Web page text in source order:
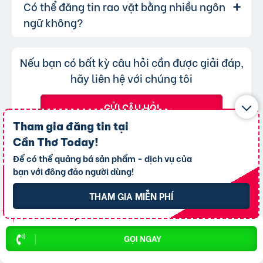
GỌI NGAY
Tham gia đăng tin tại
Cần Thơ Today!
Để có thể quảng bá sản phẩm - dịch vụ của
bạn với đông đảo người dùng!
THAM GIA MIỄN PHÍ
khả năng hiển thị.
bạn chỉ không thể chuyển tin đăng sang
chuyên mục khác mà cần đăng tin mới.
Trả lời: Lượt xem của tin đăng được đo lường
thông qua lượt nhấp và truy cập trực tiếp, có
bài đăng.
Có thể đăng tin rao vặt bằng nhiều ngôn
ngữ không?
Trả lời:
Không, trang web chỉ chấp nhận các
tin đăng sử dụng tiếng Việt có dấu.
Nếu bạn có bất kỳ câu hỏi cần được giải đáp,
hãy liên hệ với chúng tôi
GỬI CÂU HỎI
Chào mừng
THÀNH VIÊN MỚI
THAM GIA NGAY